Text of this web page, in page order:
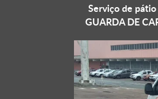
Serviço de
GUARDA DE